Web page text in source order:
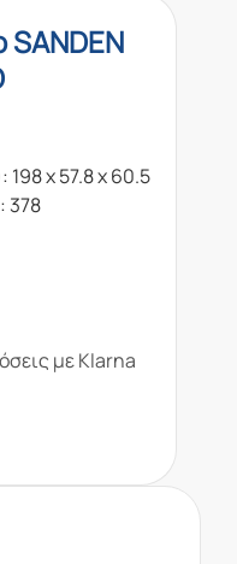
198 x 57.8 x 60.5
378
με Klarna